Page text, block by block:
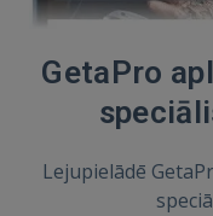
GetaPro
Lejupielādē